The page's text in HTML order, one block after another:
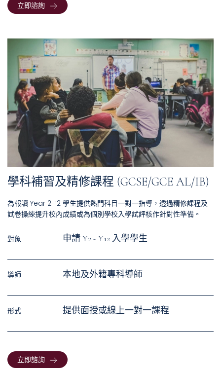
立即諮詢
學科補習及精修課程 (GCSE/GCE AL/IB)
為報讀 Year 2-12 學生提供熱門科目一對一指導，透過精修課程及
試卷操練提升校內成績或為個別學校入學試評核作針對性準備。
對象 申請 Y2 - Y12 入學學⽣
導師 本地及外籍專科導師
形式 提供⾯授或線上一對一課程
立即諮詢